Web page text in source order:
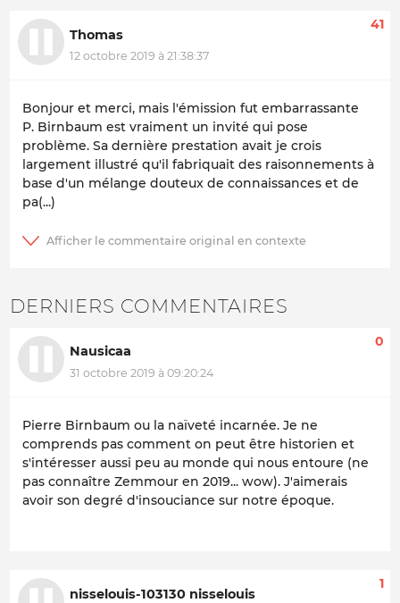
Thomas
12 octobre 2019 à 21:38:37
41
Bonjour et merci, mais l'émission fut embarrassante
P. Birnbaum est vraiment un invité qui pose
problème. Sa dernière prestation avait je crois
largement illustré qu'il fabriquait des raisonnements à
base d'un mélange douteux de connaissances et de
pa(...)
DERNIERS COMMENTAIRES
Nausicaa
31 octobre 2019 à 09:20:24
0
Pierre Birnbaum ou la naïveté incarnée. Je ne
comprends pas comment on peut être historien et
s'intéresser aussi peu au monde qui nous entoure (ne
pas connaître Zemmour en 2019... wow). J'aimerais
avoir son degré d'insouciance sur notre époque.
nisselouis-103130 nisselouis
1